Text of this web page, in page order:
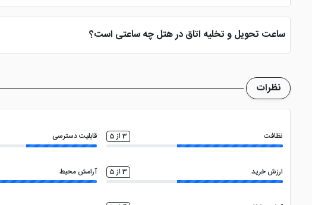
بله، با انتخاب تاریخ ورود و خروج، نوع اتاق و تعداد نفرات می توانید پس از
ساعت تحویل و تخلیه اتاق در هتل چه ساعتی است؟
ساعت تحویل اتاق ساعت 2 بعد از ظهر و ساعت تخلیه اتاق 12 ظهر می باشد
نظرات
نظافت 3 از 5 قابلیت دسترسی
ارزش خرید 3 از 5 آرامش محیط